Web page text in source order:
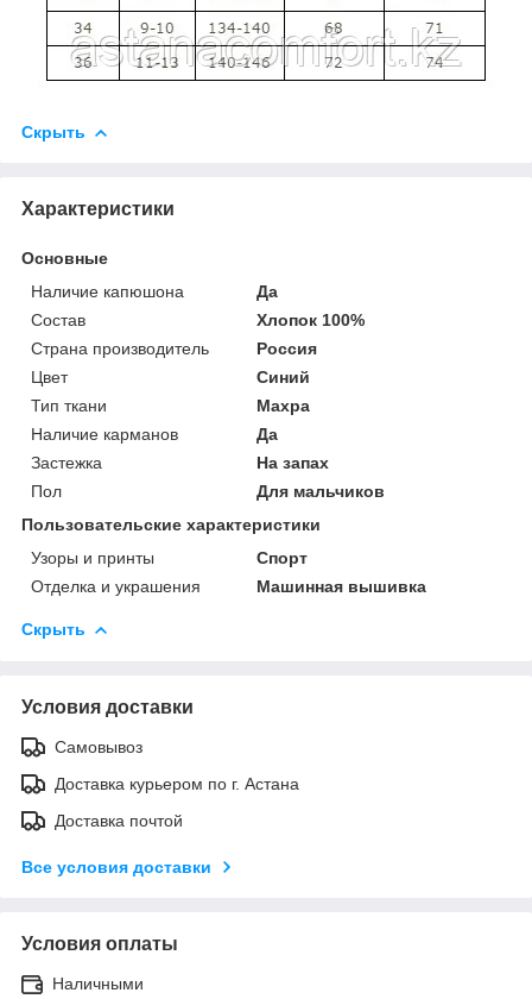
Скрыть
Характеристики
Основные
Наличие капюшона
Да
Состав
Хлопок 100%
Страна производитель
Россия
Цвет
Синий
Тип ткани
Махра
Наличие карманов
Да
Застежка
На запах
Пол
Для мальчиков
Пользовательские характеристики
Узоры и принты
Спорт
Отделка и украшения
Машинная вышивка
Скрыть
Условия доставки
Самовывоз
Доставка курьером по г. Астана
Доставка почтой
Все условия доставки
Условия оплаты
Наличными